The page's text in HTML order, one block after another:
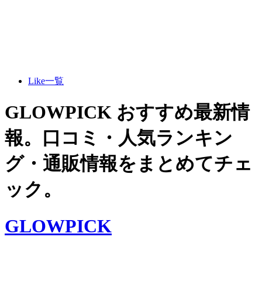
Like一覧
GLOWPICK おすすめ最新情
報。口コミ・人気ランキン
グ・通販情報をまとめてチェ
ック。
GLOWPICK